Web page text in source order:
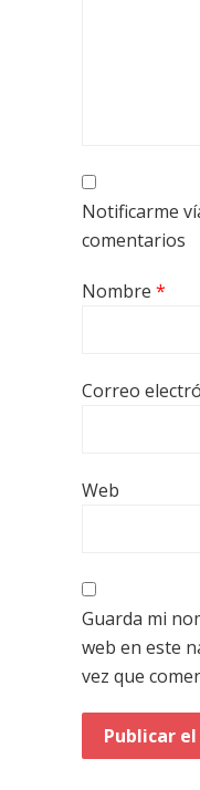
Notificarme
comentarios
Nombre *
Correo
Web
Guarda mi
web en este
vez que